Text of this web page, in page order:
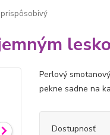
prispôsobivý
Perlový
pekne sadne na
Dostupnosť